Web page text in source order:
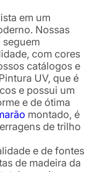
em um
Nossas
seguem
com cores
catálogos e
UV, que é
e possui um
e de ótima
montado, é
de trilho
e de fontes
de madeira da